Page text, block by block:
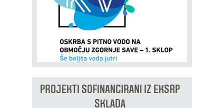
PROJEKTI SOFINANCIRANI IZ EKSRP
SKLADA